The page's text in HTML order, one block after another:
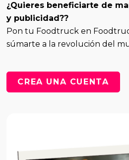
¿Quieres beneficiarte de
y publicidad??
Pon tu Foodtruck en
súmarte a la revolución del
CREA UNA CUENTA